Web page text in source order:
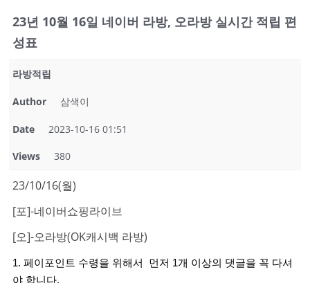
23년 10월 16일 네이버 라방, 오라방 실시간 적립 편
성표
라방적립
Author 삼색이
Date 2023-10-16 01:51
Views 380
23/10/16(월)
[포]-네이버쇼핑라이브
[오]-오라방(OK캐시백 라방)
1. 페이포인트 수령을 위해서 먼저 1개 이상의 댓글을 꼭 다셔
야 합니다.